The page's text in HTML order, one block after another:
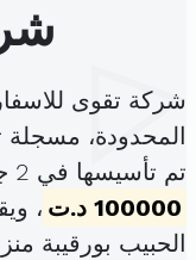
شركة تقوى
المحدودة، مسجلة
تم تأسيسها في 2 جويلية 2014 برأس مال قدره
100000 د.ت
،
الحبيب بورقيبة